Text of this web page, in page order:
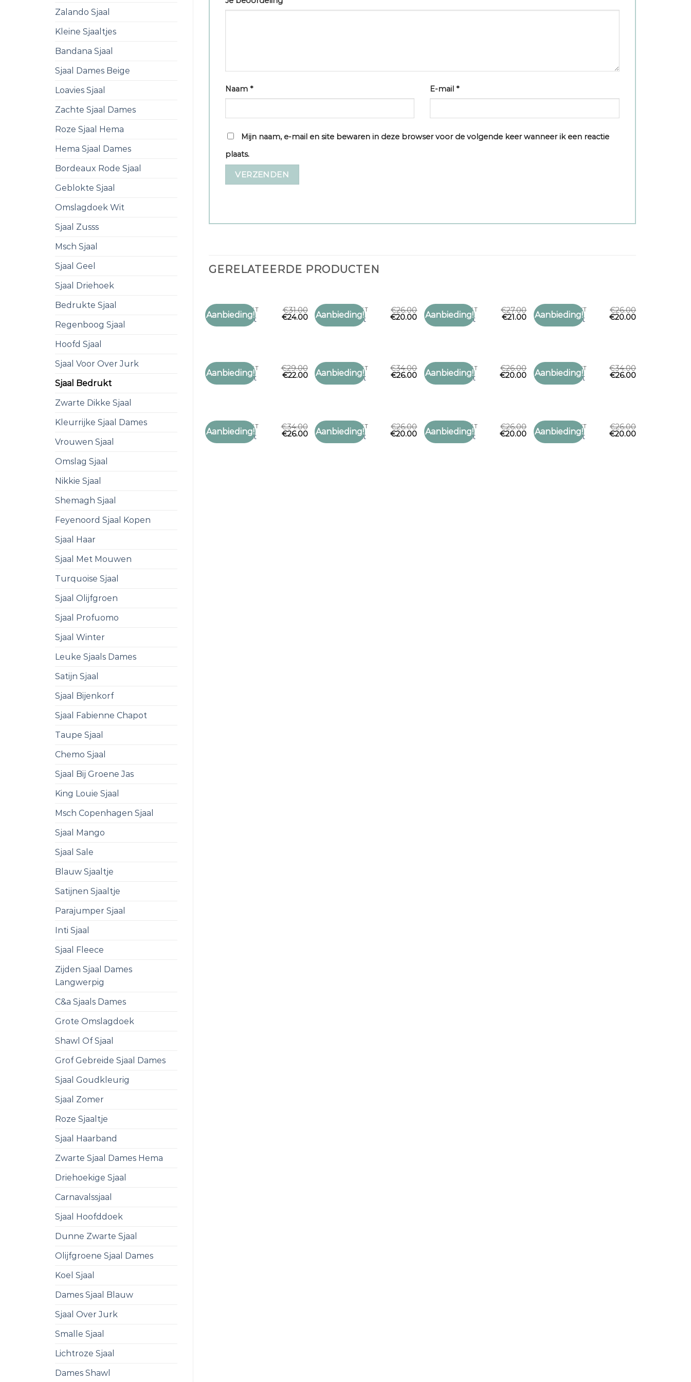
Zalando Sjaal
Kleine Sjaaltjes
Bandana Sjaal
Sjaal Dames Beige
Loavies Sjaal
Zachte Sjaal Dames
Roze Sjaal Hema
Hema Sjaal Dames
Bordeaux Rode Sjaal
Geblokte Sjaal
Omslagdoek Wit
Sjaal Zusss
Msch Sjaal
Sjaal Geel
Sjaal Driehoek
Bedrukte Sjaal
Regenboog Sjaal
Hoofd Sjaal
Sjaal Voor Over Jurk
Sjaal Bedrukt
Zwarte Dikke Sjaal
Kleurrijke Sjaal Dames
Vrouwen Sjaal
Omslag Sjaal
Nikkie Sjaal
Shemagh Sjaal
Feyenoord Sjaal Kopen
Sjaal Haar
Sjaal Met Mouwen
Turquoise Sjaal
Sjaal Olijfgroen
Sjaal Profuomo
Sjaal Winter
Leuke Sjaals Dames
Satijn Sjaal
Sjaal Bijenkorf
Sjaal Fabienne Chapot
Taupe Sjaal
Chemo Sjaal
Sjaal Bij Groene Jas
King Louie Sjaal
Msch Copenhagen Sjaal
Sjaal Mango
Sjaal Sale
Blauw Sjaaltje
Satijnen Sjaaltje
Parajumper Sjaal
Inti Sjaal
Sjaal Fleece
Zijden Sjaal Dames
Langwerpig
C&a Sjaals Dames
Grote Omslagdoek
Shawl Of Sjaal
Grof Gebreide Sjaal Dames
Sjaal Goudkleurig
Sjaal Zomer
Roze Sjaaltje
Sjaal Haarband
Zwarte Sjaal Dames Hema
Driehoekige Sjaal
Carnavalssjaal
Sjaal Hoofddoek
Dunne Zwarte Sjaal
Olijfgroene Sjaal Dames
Koel Sjaal
Dames Sjaal Blauw
Sjaal Over Jurk
Smalle Sjaal
Lichtroze Sjaal
Dames Shawl
Naam * E-mail*
Mijn naam, e-mail en site bewaren in deze browser voor de volgende keer wanneer ik een reactie
plaats.
GERELATEERDE PRODUCTEN
Aanbieding!
Toevoegen
SJAAL BEDRUKT
sjaal bedrukt
€31.00
€24.00 Aanbieding!
Toevoegen
SJAAL BEDRUKT
sjaal bedrukt
€26.00
€20.00 Aanbieding!
Toevoegen
SJAAL BEDRUKT
sjaal bedrukt
€27.00
€21.00 Aanbieding!
Toevoegen
SJAAL BEDRUKT
sjaal bedrukt
€26.00
€20.00
Aanbieding!
Toevoegen
SJAAL BEDRUKT
sjaal bedrukt
€29.00
€22.00 Aanbieding!
Toevoegen
SJAAL BEDRUKT
sjaal bedrukt
€34.00
€26.00 Aanbieding!
Toevoegen
SJAAL BEDRUKT
sjaal bedrukt
€26.00
€20.00 Aanbieding!
Toevoegen
SJAAL BEDRUKT
sjaal bedrukt
€34.00
€26.00
Aanbieding!
Toevoegen
SJAAL BEDRUKT
sjaal bedrukt
€34.00
€26.00 Aanbieding!
Toevoegen
SJAAL BEDRUKT
sjaal bedrukt
€26.00
€20.00 Aanbieding!
Toevoegen
SJAAL BEDRUKT
sjaal bedrukt
€26.00
€20.00 Aanbieding!
Toevoegen
SJAAL BEDRUKT
sjaal bedrukt
€26.00
€20.00